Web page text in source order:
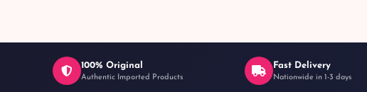
100% Original
Authentic Imported Products
Fast Delivery
Nationwide in 1-3 days